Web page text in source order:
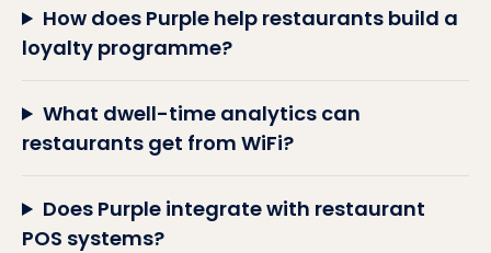
How does Purple help restaurants build a
loyalty programme?
What dwell-time analytics can
restaurants get from WiFi?
Does Purple integrate with restaurant
POS systems?